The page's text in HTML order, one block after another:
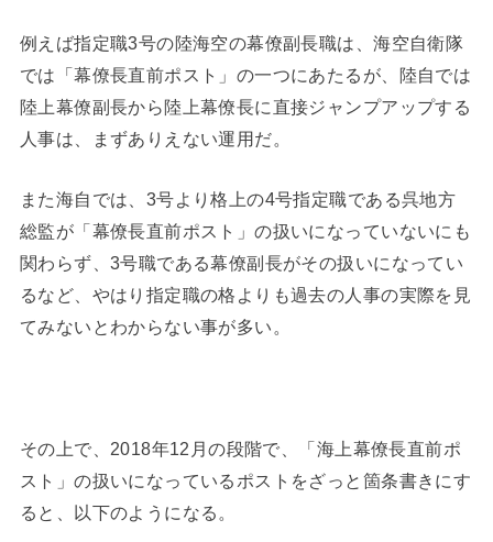
例えば指定職3号の陸海空の幕僚副長職は、海空自衛隊
では「幕僚長直前ポスト」の一つにあたるが、陸自では
陸上幕僚副長から陸上幕僚長に直接ジャンプアップする
人事は、まずありえない運用だ。
また海自では、3号より格上の4号指定職である呉地方
総監が「幕僚長直前ポスト」の扱いになっていないにも
関わらず、3号職である幕僚副長がその扱いになってい
るなど、やはり指定職の格よりも過去の人事の実際を見
てみないとわからない事が多い。
その上で、2018年12月の段階で、「海上幕僚長直前ポ
スト」の扱いになっているポストをざっと箇条書きにす
ると、以下のようになる。